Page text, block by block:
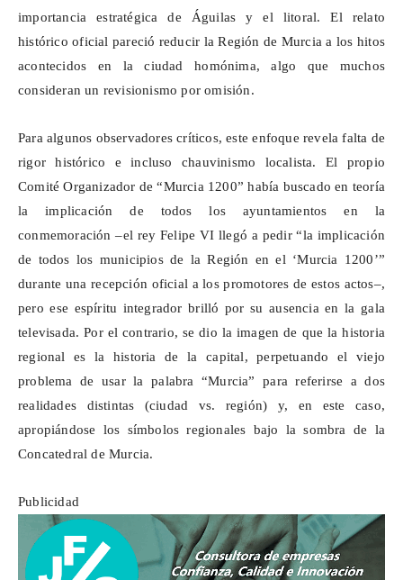
importancia estratégica de Águilas y el litoral. El relato
histórico oficial pareció reducir la Región de Murcia a los hitos
acontecidos en la ciudad homónima, algo que muchos
consideran un revisionismo por omisión.
Para algunos observadores críticos, este enfoque revela falta de
rigor histórico e incluso chauvinismo localista. El propio
Comité Organizador de “Murcia 1200” había buscado en teoría
la implicación de todos los ayuntamientos en la
conmemoración –el rey Felipe VI llegó a pedir “la implicación
de todos los municipios de la Región en el ‘Murcia 1200’”
durante una recepción oficial a los promotores de estos actos–,
pero ese espíritu integrador brilló por su ausencia en la gala
televisada. Por el contrario, se dio la imagen de que la historia
regional es la historia de la capital, perpetuando el viejo
problema de usar la palabra “Murcia” para referirse a dos
realidades distintas (ciudad vs. región) y, en este caso,
apropiándose los símbolos regionales bajo la sombra de la
Concatedral de Murcia.
Publicidad